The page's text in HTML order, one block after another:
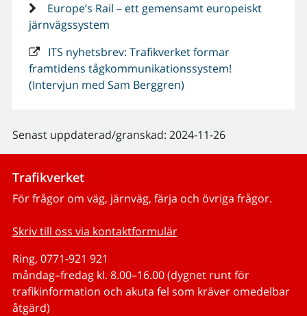
Europe’s Rail – ett gemensamt europeiskt
järnvägssystem
ITS nyhetsbrev: Trafikverket formar
framtidens tågkommunikationssystem!
(Intervjun med Sam Berggren)
Senast uppdaterad/granskad: 2024-11-26
Trafikverket
För frågor om väg, järnväg, färja och övriga frågor.
Skriv till oss via kontaktformulär
Ring, 0771-921 921
måndag–fredag kl. 8.00–16.00 (dygnet runt för
trafikinformation och akuta fel som kräver omedelbar
åtgärd)